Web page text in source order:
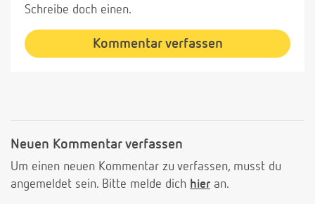
Schreibe doch einen.
Kommentar verfassen
Neuen Kommentar verfassen
Um einen neuen Kommentar zu verfassen, musst du
angemeldet sein. Bitte melde dich hier an.